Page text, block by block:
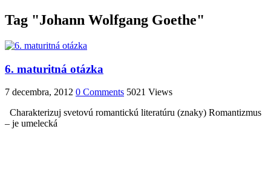
Tag "Johann Wolfgang Goethe"
6. maturitná otázka
7 decembra, 2012 0 Comments 5021 Views
Charakterizuj svetovú romantickú literatúru (znaky) Romantizmus
– je umelecká